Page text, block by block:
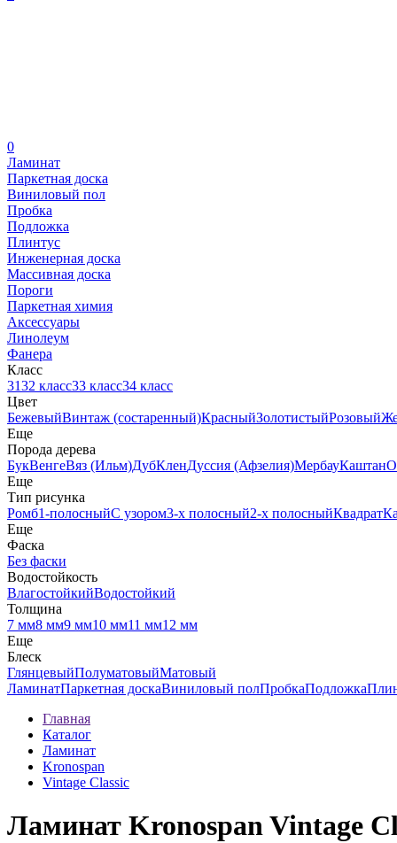
0
Ламинат
Паркетная доска
Виниловый пол
Пробка
Подложка
Плинтус
Инженерная доска
Массивная доска
Пороги
Паркетная химия
Аксессуары
Линолеум
Фанера
Класс
3132 класс33 класс34 класс
Цвет
БежевыйВинтаж (состаренный)КрасныйЗолотистыйРозовый
Еще
Порода дерева
БукВенгеВяз (Ильм)ДубКленДуссия (Афзелия)МербауКаштан
Еще
Тип рисунка
Ромб1-полосныйС узором3-х полосный2-х полосныйКвадрат
Еще
Фаска
Без фаски
Водостойкость
ВлагостойкийВодостойкий
Толщина
7 мм8 мм9 мм10 мм11 мм12 мм
Еще
Блеск
ГлянцевыйПолуматовыйМатовый
ЛаминатПаркетная доскаВиниловый полПробкаПодложка
Главная
Каталог
Ламинат
Kronospan
Vintage Classic
Ламинат Kronospan Vintage